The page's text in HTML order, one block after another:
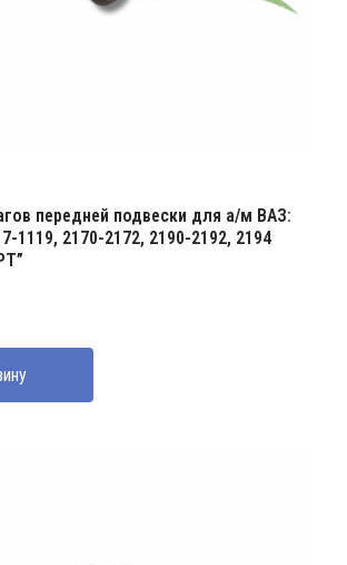
передней подвески для а/м ВАЗ:
1119, 2170-2172, 2190-2192, 2194